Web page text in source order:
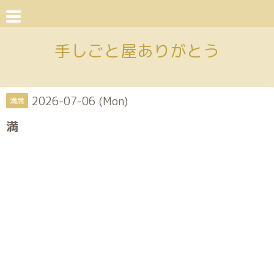
手しごと屋ありがとう
満席 2026-07-06 (Mon)
満